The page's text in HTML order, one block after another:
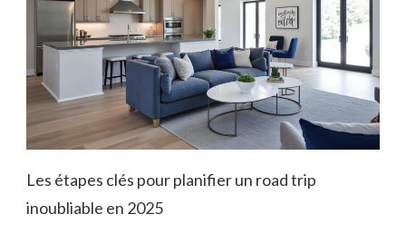
Les étapes clés pour planifier un road trip
inoubliable en 2025